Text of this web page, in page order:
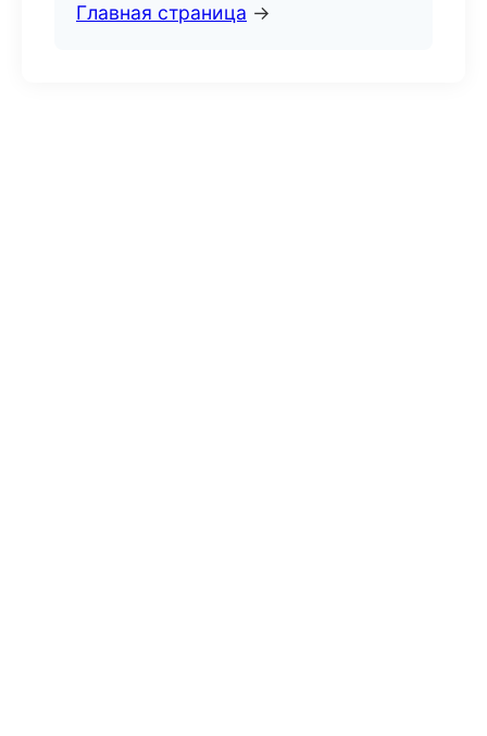
Главная страница →